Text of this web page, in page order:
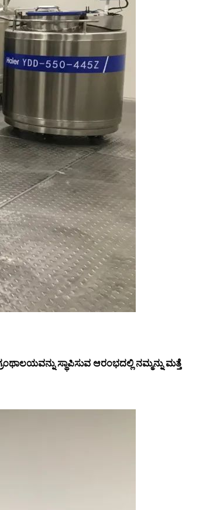
ಸ್ಥಾಪಿಸುವ ಆರಂಭದಲ್ಲಿ ನಮ್ಮನ್ನು ಮತ್ತೆ